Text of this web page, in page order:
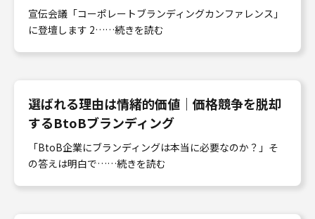
宣伝会議「コーポレートブランディングカンファレンス」
に登壇します 2……続きを読む
選ばれる理由は情緒的価値｜価格競争を脱却
するBtoBブランディング
「BtoB企業にブランディングは本当に必要なのか？」そ
の答えは明白で……続きを読む